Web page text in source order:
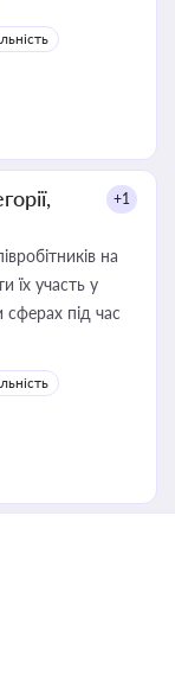
+1
на
їх участь у
під час